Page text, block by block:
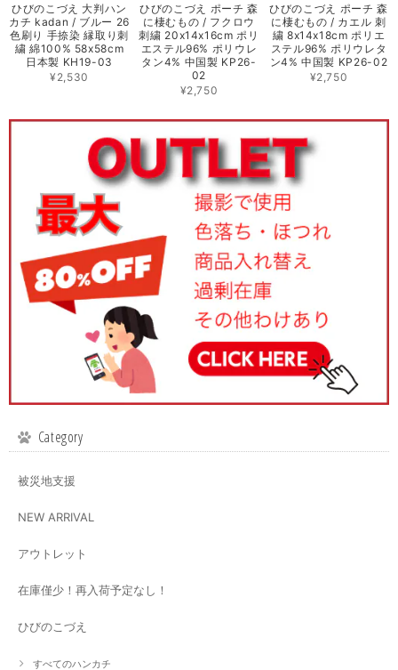
ひびのこづえ 大判ハン
カチ kadan / ブルー 26
色刷り 手捺染 縁取り刺
繍 綿100% 58x58cm
日本製 KH19-03
¥2,530
ひびのこづえ ポーチ 森
に棲むもの / フクロウ
刺繍 20x14x16cm ポリ
エステル96% ポリウレ
タン4% 中国製 KP26-
02
¥2,750
ひびのこづえ ポーチ 森
に棲むもの / カエル 刺
繍 8x14x18cm ポリエ
ステル96% ポリウレタ
ン4% 中国製 KP26-02
¥2,750
Category
被災地支援
NEW ARRIVAL
アウトレット
在庫僅少！再入荷予定なし！
ひびのこづえ
すべてのハンカチ